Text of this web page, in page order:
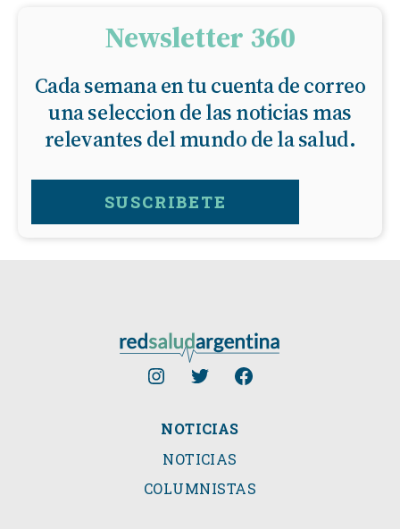
Newsletter 360
Cada semana en tu cuenta de correo
una seleccion de las noticias mas
relevantes del mundo de la salud.
SUSCRIBETE
NOTICIAS
NOTICIAS
COLUMNISTAS